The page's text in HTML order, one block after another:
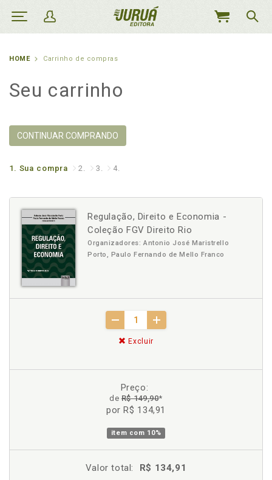
MEU
HOME Carrinho de compras
Seu carrinho
CONTINUAR COMPRANDO
1. Sua compra 2. 3. 4.
Regulação, Direito e Economia -
Coleção FGV Direito Rio
Organizadores: Antonio José Maristrello
Porto, Paulo Fernando de Mello Franco
Excluir
Preço:
deR$ 149,90*
por R$ 134,91
item com 10%
Valor total: R$ 134,91